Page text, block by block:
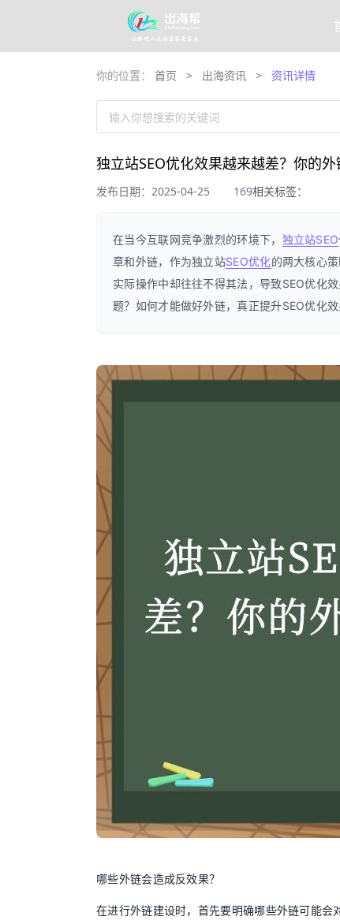
你的位置： 首页 > 出海资讯 > 资讯详情
输入你想搜索的关键词
独立站SEO优化效果越来越差？你的外
发布日期：2025-04-25 169相关标签：
在当今互联网竞争激烈的环境下， 独立站SEO
章和外链，作为独立站SEO优化的两大核心
实际操作中却往往不得其法，导致SEO优化
题？如何才能做好外链，真正提升SEO优化效
哪些外链会造成反效果？
在进行外链建设时，首先要明确哪些外链可能会